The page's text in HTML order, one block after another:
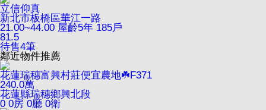
立信仰真
新北市板橋區華江一路
21.00~44.00 屋齡5年 185戶
81.5
待售4筆
鄰近物件推薦
花蓮瑞穗富興村莊便宜農地☘️F371
240.0萬
花蓮縣瑞穗鄉興北段
0 0房 0廳 0衛